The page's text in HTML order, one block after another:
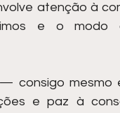
atenção à
e o modo
— consigo
e paz à